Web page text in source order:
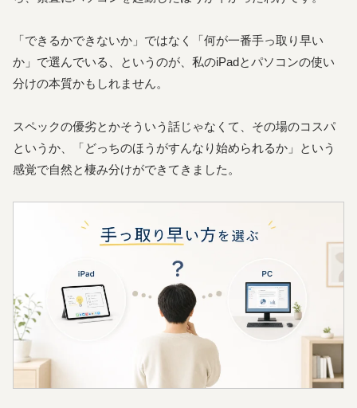
「できるかできないか」ではなく「何が一番手っ取り早い
か」で選んでいる、というのが、私のiPadとパソコンの使い
分けの本質かもしれません。
スペックの優劣とかそういう話じゃなくて、その場のコスパ
というか、「どっちのほうがすんなり始められるか」という
感覚で自然と棲み分けができてきました。